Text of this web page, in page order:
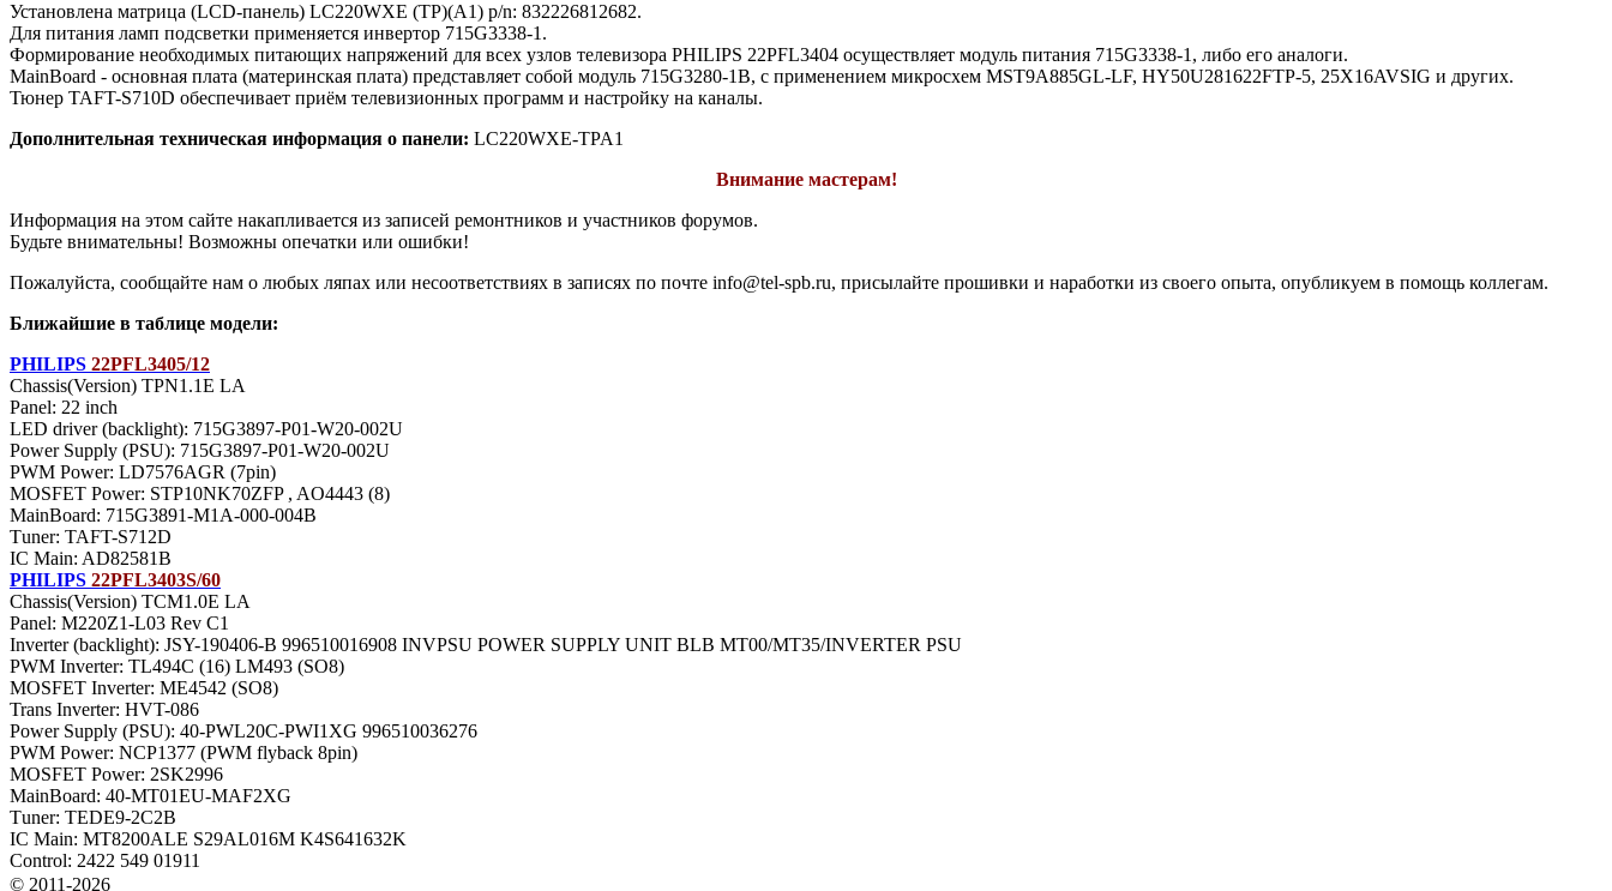
Установлена матрица (LCD-панель) LC220WXE (TP)(A1) p/n: 832226812682.
Для питания ламп подсветки применяется инвертор 715G3338-1.
Формирование необходимых питающих напряжений для всех узлов телевизора PHILIPS 22PFL3404 осуществляет модуль питания 715G3338-1, либо его аналоги.
MainBoard - основная плата (материнская плата) представляет собой модуль 715G3280-1B, с применением микросхем MST9A885GL-LF, HY50U281622FTP-5, 25X16AVSIG и других.
Тюнер TAFT-S710D обеспечивает приём телевизионных программ и настройку на каналы.
Дополнительная техническая информация о панели: LC220WXE-TPA1
Внимание мастерам!
Информация на этом сайте накапливается из записей ремонтников и участников форумов.
Будьте внимательны! Возможны опечатки или ошибки!
Пожалуйста, сообщайте нам о любых ляпах или несоответствиях в записях по почте info@tel-spb.ru, присылайте прошивки и наработки из своего опыта, опубликуем в помощь коллегам.
Ближайшие в таблице модели:
PHILIPS 22PFL3405/12
Chassis(Version) TPN1.1E LA
Panel: 22 inch
LED driver (backlight): 715G3897-P01-W20-002U
Power Supply (PSU): 715G3897-P01-W20-002U
PWM Power: LD7576AGR (7pin)
MOSFET Power: STP10NK70ZFP , AO4443 (8)
MainBoard: 715G3891-M1A-000-004B
Тuner: TAFT-S712D
IC Main: AD82581B
PHILIPS 22PFL3403S/60
Chassis(Version) TCM1.0E LA
Panel: M220Z1-L03 Rev C1
Inverter (backlight): JSY-190406-B 996510016908 INVPSU POWER SUPPLY UNIT BLB MT00/MT35/INVERTER PSU
PWM Inverter: TL494C (16) LM493 (SO8)
MOSFET Inverter: ME4542 (SO8)
Trans Inverter: HVT-086
Power Supply (PSU): 40-PWL20C-PWI1XG 996510036276
PWM Power: NCP1377 (PWM flyback 8pin)
MOSFET Power: 2SK2996
MainBoard: 40-MT01EU-MAF2XG
Тuner: TEDE9-2C2B
IC Main: MT8200ALE S29AL016M K4S641632K
Control: 2422 549 01911
© 2011-2026